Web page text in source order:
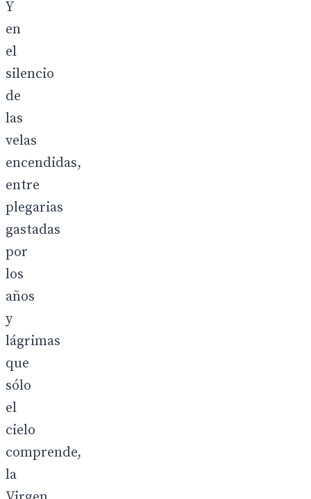
Y
en
el
silencio
de
las
velas
encendidas,
entre
plegarias
gastadas
por
los
años
y
lágrimas
que
sólo
el
cielo
comprende,
la